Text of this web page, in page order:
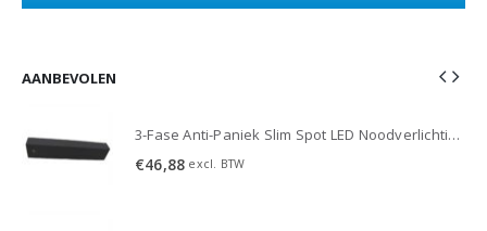
AANBEVOLEN
3-Fase Anti-Paniek Slim Spot LED Noodverlichting 3W - Zwart
€46,88 excl. BTW